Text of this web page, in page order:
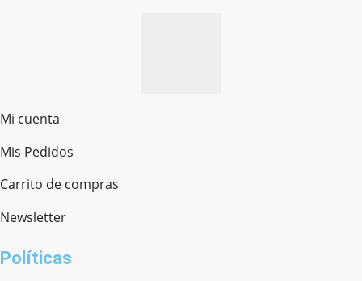
Mi cuenta
Mis Pedidos
Carrito de compras
Newsletter
Políticas